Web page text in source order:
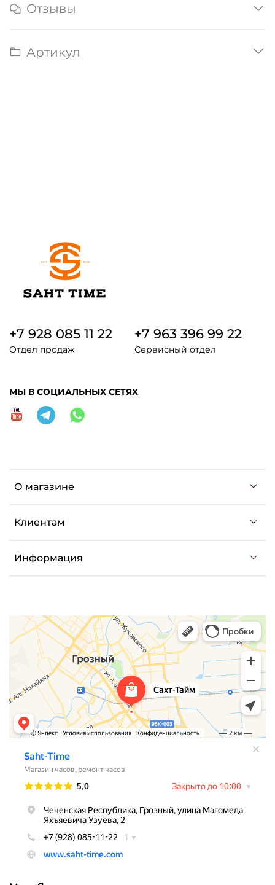
Отзывы
Артикул
О магазине
Клиентам
Информация
+7 928 085 11 22
Отдел продаж
+7 963 396 99 22
Сервисный отдел
МЫ В СОЦИАЛЬНЫХ СЕТЯХ